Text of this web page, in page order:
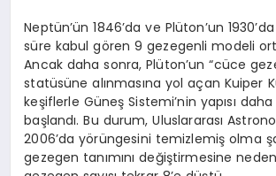
Neptün’ün 1846’da ve Plüton’un
süre kabul gören 9 gezegenli modeli
Ancak daha sonra, Plüton’un “cüce
statüsüne alınmasına yol açan Kuiper
keşiflerle Güneş Sistemi’nin yapısı
başlandı. Bu durum, Uluslararası
2006’da yörüngesini temizlemiş olma
gezegen tanımını değiştirmesine